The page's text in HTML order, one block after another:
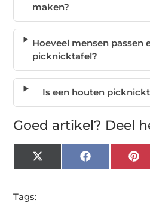
maken?
Hoeveel mensen passen
picknicktafel?
Is een houten
Goed artikel? Deel
X
(Twitter)
Facebook
Tags: